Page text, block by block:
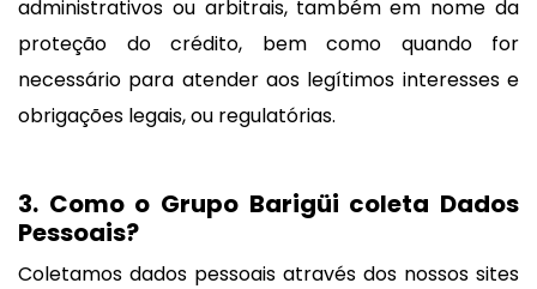
administrativos ou arbitrais, também em nome da
proteção do crédito, bem como quando for
necessário para atender aos legítimos interesses e
obrigações legais, ou regulatórias.
3. Como o Grupo Barigüi coleta Dados
Pessoais?
Coletamos dados pessoais através dos nossos sites